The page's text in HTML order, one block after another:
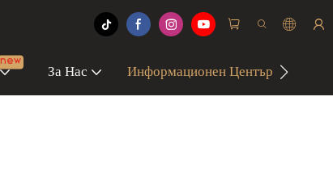
new
За Нас Информационен Център